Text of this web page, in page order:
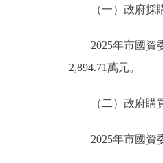
（一）政府採
2025年市國資委
2,894.71萬元。
（二）政府購
2025年市國資委